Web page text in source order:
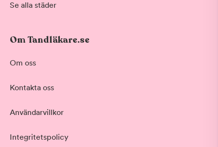
Behandling
Akut tandvård
Grundlig kontroll av tänder och tandkött
Professionell rengöring och puts
Se alla städer
Om Tandläkare.se
Om oss
Kontakta oss
Användarvillkor
Integritetspolicy